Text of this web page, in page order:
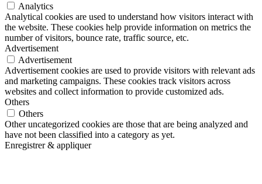
Analytics
Analytical cookies are used to understand how visitors interact with
the website. These cookies help provide information on metrics the
number of visitors, bounce rate, traffic source, etc.
Advertisement
Advertisement
Advertisement cookies are used to provide visitors with relevant ads
and marketing campaigns. These cookies track visitors across
websites and collect information to provide customized ads.
Others
Others
Other uncategorized cookies are those that are being analyzed and
have not been classified into a category as yet.
Enregistrer & appliquer